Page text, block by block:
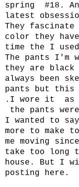
spring #18.
latest
They
color they
time the I
The pants I'm
they are black
always been
pants but this
.I wore it as
the pants
I wanted to
more to make
me moving
take too long
house. But I
posting here.